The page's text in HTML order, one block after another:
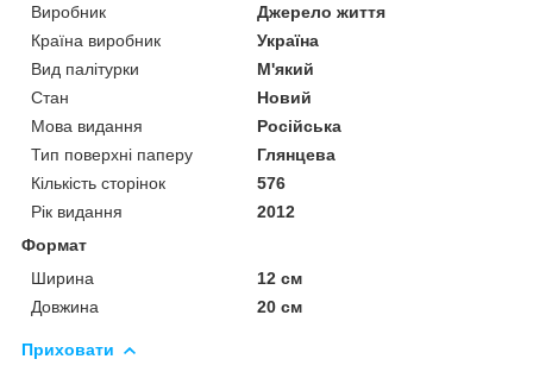
Виробник
Джерело життя
Країна виробник
Україна
Вид палітурки
М'який
Стан
Новий
Мова видання
Російська
Тип поверхні паперу
Глянцева
Кількість сторінок
576
Рік видання
2012
Формат
Ширина
12 см
Довжина
20 см
Приховати